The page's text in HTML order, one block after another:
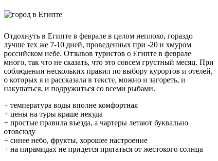
Отдохнуть в Египте в феврале в целом неплохо, гораздо
лучше тех же 7-10 дней, проведенных при -20 и хмуром
российском небе. Отзывов туристов о Египте в феврале
много, так что не сказать, что это совсем грустный месяц. При
соблюдении нескольких правил по выбору курортов и отелей,
о которых я и рассказала в тексте, можно и загореть, и
накупаться, и подружиться со всеми рыбами.
+ температура воды вполне комфортная
+ цены на туры краше некуда
+ простые правила въезда, а чартеры летают буквально
отовсюду
+ синее небо, фрукты, хорошее настроение
+ на пирамидах не придется прятаться от жестокого солнца